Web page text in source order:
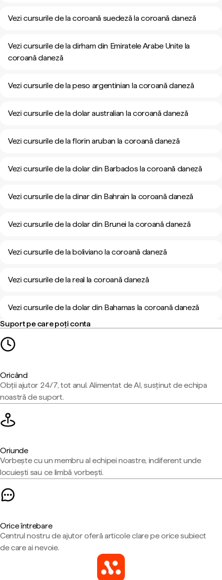
Vezi cursurile de la coroană suedeză la coroană daneză
Vezi cursurile de la dirham din Emiratele Arabe Unite la
coroană daneză
Vezi cursurile de la peso argentinian la coroană daneză
Vezi cursurile de la dolar australian la coroană daneză
Vezi cursurile de la florin aruban la coroană daneză
Vezi cursurile de la dolar din Barbados la coroană daneză
Vezi cursurile de la dinar din Bahrain la coroană daneză
Vezi cursurile de la dolar din Brunei la coroană daneză
Vezi cursurile de la boliviano la coroană daneză
Vezi cursurile de la real la coroană daneză
Vezi cursurile de la dolar din Bahamas la coroană daneză
Suport pe care poți conta
Oricând
Obții ajutor 24/7, tot anul. Alimentat de AI, susținut de echipa
noastră de suport.
Oriunde
Vorbește cu un membru al echipei noastre, indiferent unde
locuiești sau ce limbă vorbești.
Orice întrebare
Centrul nostru de ajutor oferă articole clare pe orice subiect
de care ai nevoie.